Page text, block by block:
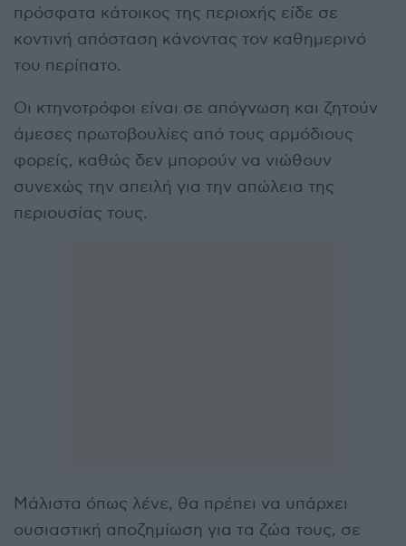
πρόσφατα κάτοικος της περιοχής είδε σε
κοντινή απόσταση κάνοντας τον καθημερινό
του περίπατο.
Οι κτηνοτρόφοι είναι σε απόγνωση και ζητούν
άμεσες πρωτοβουλίες από τους αρμόδιους
φορείς, καθώς δεν μπορούν να νιώθουν
συνεχώς την απειλή για την απώλεια της
περιουσίας τους.
Μάλιστα όπως λένε, θα πρέπει να υπάρχει
ουσιαστική αποζημίωση για τα ζώα τους, σε